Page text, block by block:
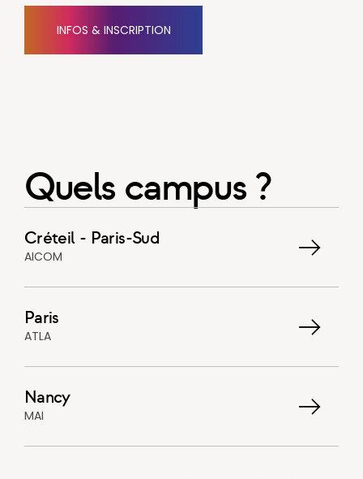
INFOS & INSCRIPTION
Quels campus ?
Créteil - Paris-Sud
AICOM
Paris
ATLA
Nancy
MAI